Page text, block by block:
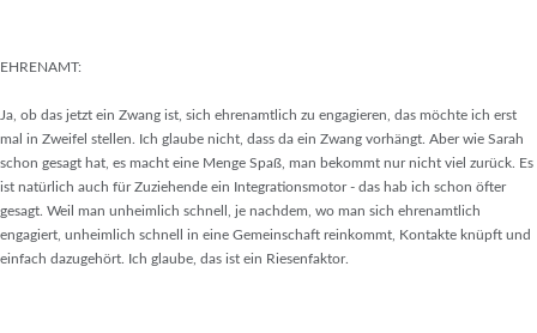
EHRENAMT:
Ja, ob das jetzt ein Zwang ist, sich ehrenamtlich zu engagieren, das möchte ich erst
mal in Zweifel stellen. Ich glaube nicht, dass da ein Zwang vorhängt. Aber wie Sarah
schon gesagt hat, es macht eine Menge Spaß, man bekommt nur nicht viel zurück. Es
ist natürlich auch für Zuziehende ein Integrationsmotor - das hab ich schon öfter
gesagt. Weil man unheimlich schnell, je nachdem, wo man sich ehrenamtlich
engagiert, unheimlich schnell in eine Gemeinschaft reinkommt, Kontakte knüpft und
einfach dazugehört. Ich glaube, das ist ein Riesenfaktor.